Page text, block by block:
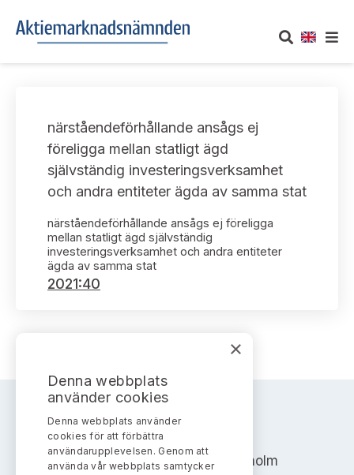
Om oss
Vårt uppdrag
Arbetssätt och jävsfrågor
Stadgar
Ledamöter
Verksamhetsberättelser
UTTALANDEN
Om nämndens uttalanden
Framställningar och konsultation
Uttalanden sorterade efter publiceringsdatum
Sök uttalanden
Avgifter
Prenumerera
TAKEOVER-REGLER
Takeover-regler för reglerade marknader och vissa
handelsplattformar
AKTUELLT
Nyheter och pressmeddelanden
KONTAKT
närståendeförhållande ansågs ej
föreligga mellan statligt ägd
självständig investeringsverksamhet
och andra entiteter ägda av samma stat
närståendeförhållande ansågs ej föreligga
mellan statligt ägd självständig
investeringsverksamhet och andra entiteter
ägda av samma stat
2021:40
AKTIEMARKNADSNÄMNDEN
Address: Box 7354, 103 90 Stockholm
×
Denna webbplats
använder cookies
Denna webbplats använder
cookies för att förbättra
användarupplevelsen. Genom att
använda vår webbplats samtycker